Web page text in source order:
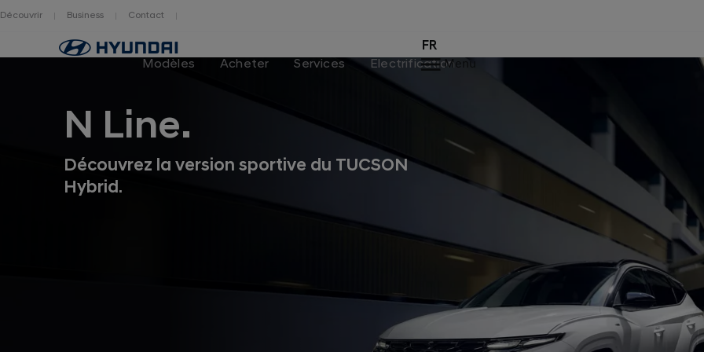
Découvrir Business Contact
Hyundai
logo
Modèles Acheter Services Electrification
FR
Menu
N Line.
Découvrez la version sportive du TUCSON
Hybrid.